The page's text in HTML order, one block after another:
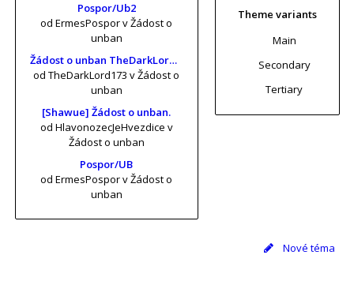
Pospor/Ub2
od ErmesPosporv Žádost o
unban
Žádost o unban TheDarkLord173 (risa11, KrtkuvDort, MrKrabs) [vol. 2]
od TheDarkLord173 v Žádost o
unban
[Shawue] Žádost o unban.
od HlavonozecJeHvezdice v
Žádost o unban
Pospor/UB
od ErmesPosporv Žádost o
unban
Theme variants
Main
Secondary
Tertiary
Nové téma